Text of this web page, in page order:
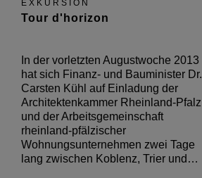
EXKURSION
Tour d'horizon
In der vorletzten Augustwoche 2013
hat sich Finanz- und Bauminister Dr.
Carsten Kühl auf Einladung der
Architektenkammer Rheinland-Pfalz
und der Arbeitsgemeinschaft
rheinland-pfälzischer
Wohnungsunternehmen zwei Tage
lang zwischen Koblenz, Trier und…